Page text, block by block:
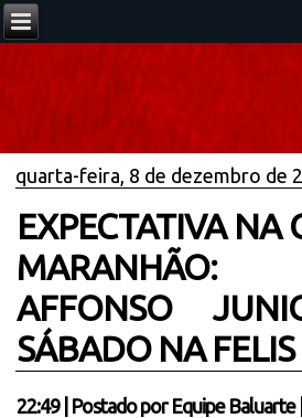
quarta-feira, 8 de dezembro de
EXPECTATIVA NA
MARANHÃO:
AFFONSO
SÁBADO NA FELIS
22:49| Postado por Equipe Baluarte